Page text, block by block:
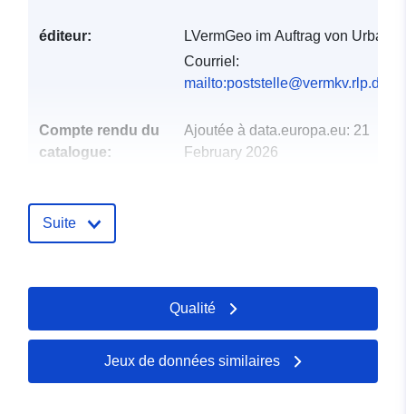
éditeur:
LVermGeo im Auftrag von Urbar
Courriel:
mailto:poststelle@vermkv.rlp.de
Compte rendu du
catalogue:
Ajoutée à data.europa.eu: 21
February 2026
spatial:
50.1395 ], [ 7.73764, 50.118
], [ 7.68854, 50.118 ], [
7.68854, 50.1395 ] ]
Type: Polygon
Suite
Qualité
Jeux de données similaires